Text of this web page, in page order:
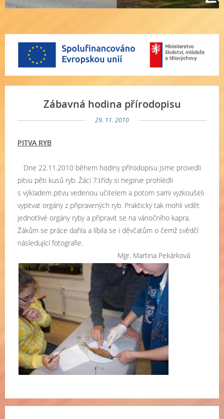
Zábavná hodina přírodopisu
29. 11. 2010
PITVA RYB
Dne 22.11.2010 během hodiny přírodopisu jsme provedli
pitvu pěti kusů ryb. Žáci 7.třídy si nejprve prohlédli
s výkladem pitvu vedenou učitelem a potom sami vyzkoušeli
vypitvat orgány z připravených ryb. Prakticky tak mohli vidět
jednotlivé orgány ryby a připravit se na vánočního kapra.
Žákům se práce dařila a líbila se i děvčatům o čemž svědčí
následující fotografie.
Mgr. Martina Pekárková